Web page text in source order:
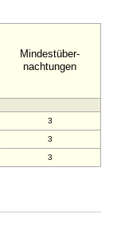
Mindestüber-
nachtungen
3
3
3